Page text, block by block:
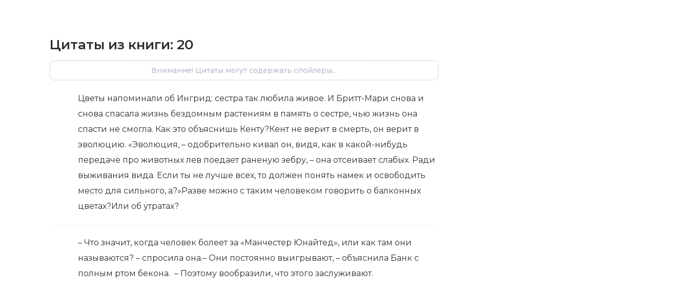
Цитаты из книги: 20
Внимание! Цитаты могут содержать спойлеры...
Цветы напоминали об Ингрид: сестра так любила живое. И Бритт-Мари снова и
снова спасала жизнь бездомным растениям в память о сестре, чью жизнь она
спасти не смогла. Как это объяснишь Кенту?Кент не верит в смерть, он верит в
эволюцию. «Эволюция, – одобрительно кивал он, видя, как в какой-нибудь
передаче про животных лев поедает раненую зебру, – она отсеивает слабых. Ради
выживания вида. Если ты не лучше всех, то должен понять намек и освободить
место для сильного, а?»Разве можно с таким человеком говорить о балконных
цветах?Или об утратах?
– Что значит, когда человек болеет за «Манчестер Юнайтед», или как там они
называются? – спросила она.– Они постоянно выигрывают, – объяснила Банк с
полным ртом бекона. – Поэтому вообразили, что этого заслуживают.